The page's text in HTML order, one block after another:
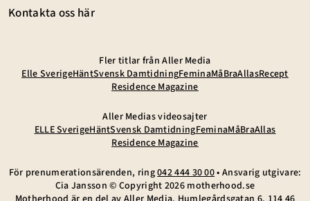
Kontakta oss här
Fler titlar från Aller Media
Elle SverigeHäntSvensk DamtidningFeminaMåBraAllasRecept
Residence Magazine
Aller Medias videosajter
ELLE SverigeHäntSvensk DamtidningFeminaMåBraAllas
Residence Magazine
För prenumerationsärenden, ring042 444 30 00• Ansvarig utgivare:
Cia Jansson © Copyright 2026 motherhood.se